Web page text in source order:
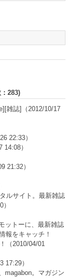
283)
雑誌]
（2012/10/17
22:33）
14:08）
21:32）
ルサイト。最新雑誌
ットーに、最新雑誌
報をキャッチ！
（2010/04/01
17:29）
magabon。マガジン